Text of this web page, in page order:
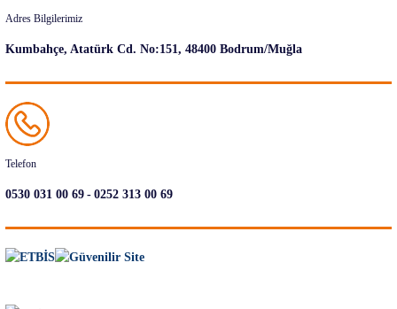
Adres Bilgilerimiz
Kumbahçe, Atatürk Cd. No:151, 48400 Bodrum/Muğla
Telefon
0530 031 00 69-0252 313 00 69